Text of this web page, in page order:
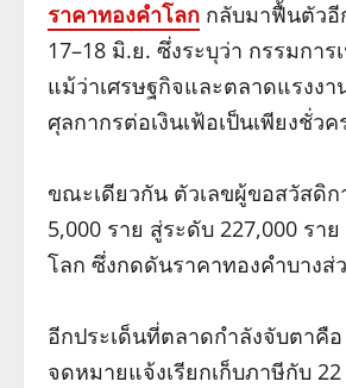
ราคาทองคำโลก กลับมาฟื้นตัวอี
17–18 มิ.ย. ซึ่งระบุว่า กรรมกา
แม้ว่าเศรษฐกิจและตลาดแรงง
ศุลกากรต่อเงินเฟ้อเป็นเพียงชั่ว
ขณะเดียวกัน ตัวเลขผู้ขอสวัสดิ
5,000 ราย สู่ระดับ 227,000 ร
โลก ซึ่งกดดันราคาทองคำบางส่
อีกประเด็นที่ตลาดกำลังจับตาคื
จดหมายแจ้งเรียกเก็บภาษีกับ